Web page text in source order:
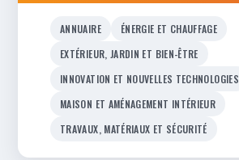
ANNUAIRE
ÉNERGIE ET CHAUFFAGE
EXTÉRIEUR, JARDIN ET BIEN-ÊTRE
INNOVATION ET NOUVELLES TECHNOLOGIES
MAISON ET AMÉNAGEMENT INTÉRIEUR
TRAVAUX, MATÉRIAUX ET SÉCURITÉ